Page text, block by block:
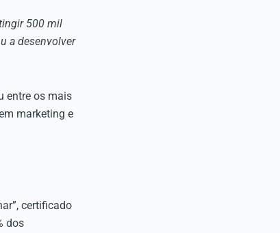
500 mil
a desenvolver
entre os mais
marketing e
certificado
dos